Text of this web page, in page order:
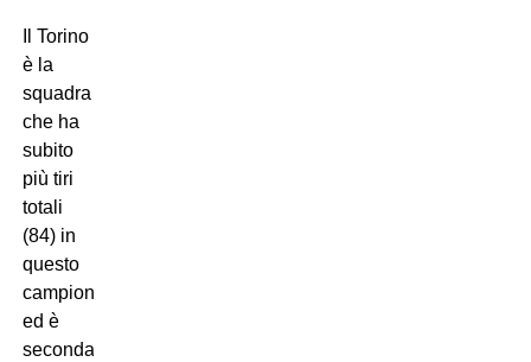
Il Torino
è la
squadra
che ha
subito
più tiri
totali
(84) in
questo
campionato
ed è
seconda